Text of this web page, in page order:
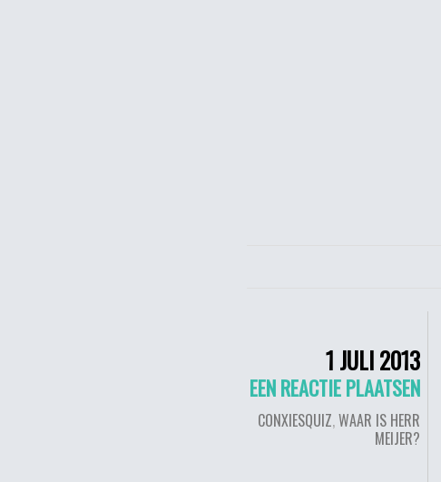
1 JULI 2013
EEN REACTIE PLAATSEN
CONXIESQUIZ,WAAR IS HERR
MEIJER?